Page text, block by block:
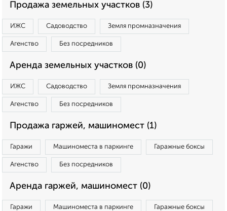
Продажа земельных участков (3)
ИЖС Садоводство Земля промназначения
Агенство Без посредников
Аренда земельных участков (0)
ИЖС Садоводство Земля промназначения
Агенство Без посредников
Продажа гаржей, машиномест (1)
Гаражи Машиноместа в паркинге Гаражные боксы
Агенство Без посредников
Аренда гаржей, машиномест (0)
Гаражи Машиноместа в паркинге Гаражные боксы